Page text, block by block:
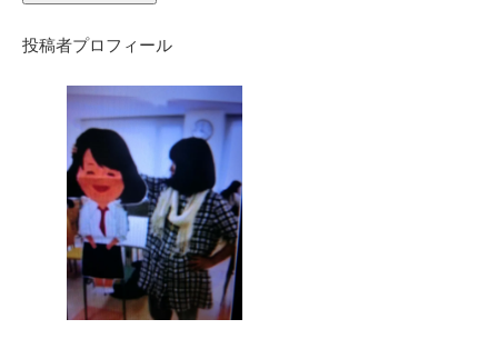
投稿者プロフィール